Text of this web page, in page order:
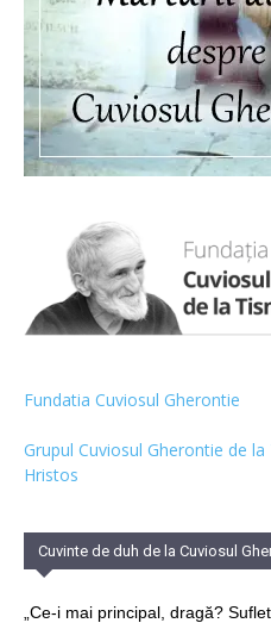
Fundatia Cuviosul Gherontie
Grupul Cuviosul Gherontie de
Hristos
Cuvinte de duh de la Cuviosul
„Ce-i mai principal, dragă?